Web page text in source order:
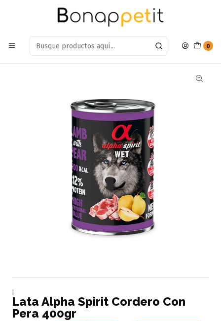
0
Estamos en: Antumalal 612, Quilicura Míranos en Maps
Lata Alpha Spirit Cordero Con Pera 400gr
Lata Alpha Spirit Cordero Con
Pera 400gr